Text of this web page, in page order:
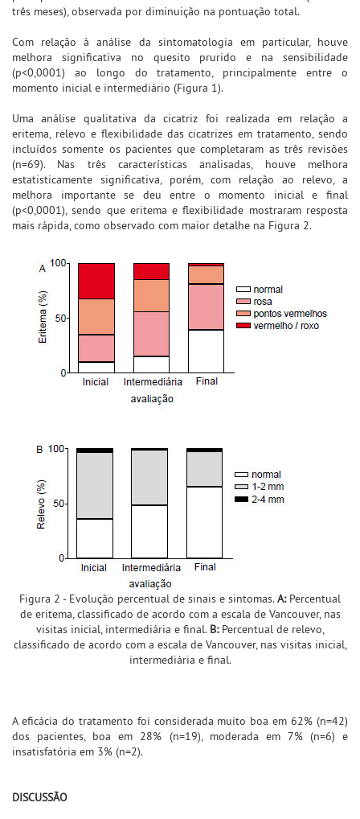
três meses), observada por diminuição na pontuação total.
Com relação à análise da sintomatologia em particular, houve
melhora significativa no quesito prurido e na sensibilidade
(p<0,0001) ao longo do tratamento, principalmente entre o
momento inicial e intermediário (Figura 1).
Uma análise qualitativa da cicatriz foi realizada em relação a
eritema, relevo e flexibilidade das cicatrizes em tratamento, sendo
incluídos somente os pacientes que completaram as três revisões
(n=69). Nas três características analisadas, houve melhora
estatisticamente significativa, porém, com relação ao relevo, a
melhora importante se deu entre o momento inicial e final
(p<0,0001), sendo que eritema e flexibilidade mostraram resposta
mais rápida, como observado com maior detalhe na Figura 2.
Figura 2 - Evolução percentual de sinais e sintomas.A:Percentual
de eritema, classificado de acordo com a escala de Vancouver, nas
visitas inicial, intermediária e final. B:Percentual de relevo,
classificado de acordo com a escala de Vancouver, nas visitas inicial,
intermediária e final.
A eficácia do tratamento foi considerada muito boa em 62% (n=42)
dos pacientes, boa em 28% (n=19), moderada em 7% (n=6) e
insatisfatória em 3% (n=2).
DISCUSSÃO